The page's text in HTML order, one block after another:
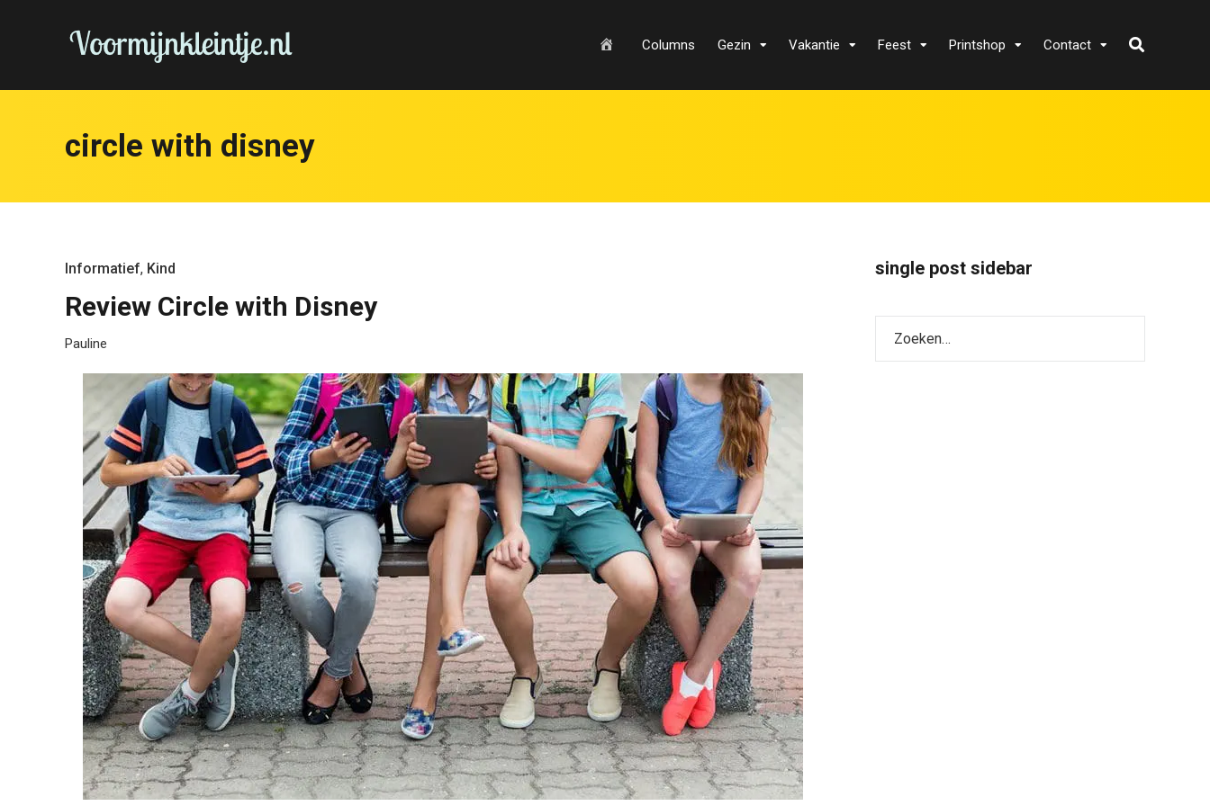
Columns Gezin Vakantie Feest Printshop Contact
circle with disney
Informatief, Kind
Review Circle with Disney
Pauline
single post sidebar